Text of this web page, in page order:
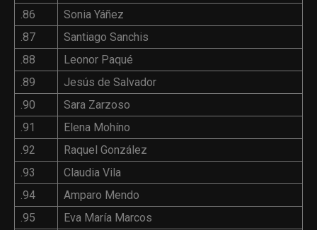
.86
Sonia Yáñez
.87
Santiago Sanchis
.88
Leonor Paqué
.89
Jesús de Salvador
.90
Sara Zarzoso
.91
Elena Mohíno
.92
Raquel González
.93
Claudia Vila
.94
Amparo Mendo
.95
Eva María Marcos